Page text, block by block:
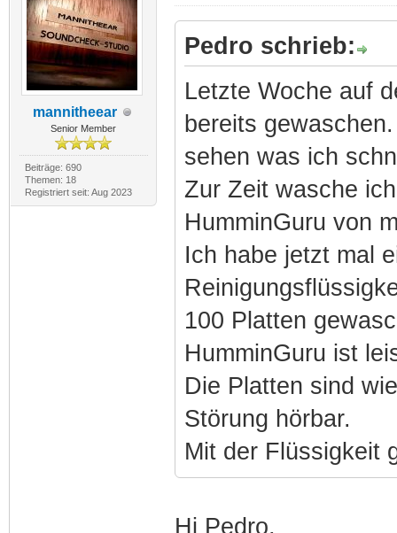
mannitheear
Senior Member
Beiträge: 690
Themen: 18
Registriert seit: Aug 2023
Pedro schrieb:
Letzte Woche auf
bereits
sehen was ich
Zur Zeit wasche
HumminGuru von
Ich habe jetzt mal
100 Platten
HumminGuru ist
Die Platten sind
Störung hörbar.
Mit der Flüssigkeit
Hi Pedro,